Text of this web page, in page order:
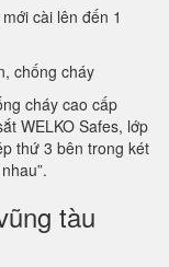
cài lên đến 1
chống cháy
cháy cao cấp
WELKO Safes, lớp
thứ 3 bên trong két
tàu